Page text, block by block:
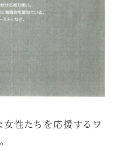
性たちを応援するワ